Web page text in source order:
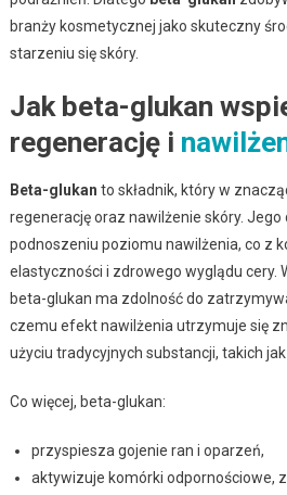
branży kosmetycznej jako skuteczny
starzeniu się skóry.
Jak beta-glukan
regenerację i
Beta-glukan to składnik, który w
regenerację oraz nawilżenie skóry. Jego
podnoszeniu poziomu nawilżenia, co z
elastyczności i zdrowego wyglądu cery.
beta-glukan ma zdolność do
czemu efekt nawilżenia utrzymuje się
użyciu tradycyjnych substancji, takich jak
Co więcej, beta-glukan:
przyspiesza gojenie ran i oparzeń,
aktywizuje komórki odpornościowe,